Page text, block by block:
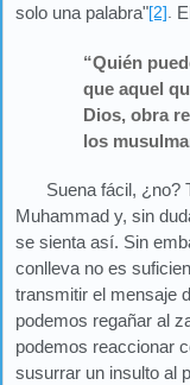
solo una palabra"[2]
“Quién
que aquel
Dios, obra
los
Suena fácil, ¿no?
Muhammad y, sin
se sienta así. Sin
conlleva no es
transmitir el mensaje
podemos regañar al
podemos reaccionar
susurrar un insulto al